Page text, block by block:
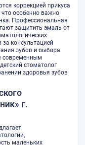
коррекцией прикуса
особенно важно
Профессиональная
защитить эмаль от
консультацией
зубов и выбора
современным
стоматолог
здоровья зубов
г.
маленьких